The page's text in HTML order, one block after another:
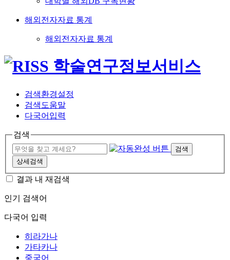
해외전자자료 통계
해외전자자료 통계
검색환경설정
검색도움말
다국어입력
검색
검색
상세검색
결과 내 재검색
인기 검색어
다국어 입력
히라가나
가타카나
중국어